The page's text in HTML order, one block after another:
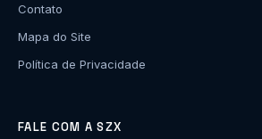
Contato
Mapa do Site
Política de Privacidade
FALE COM A SZX